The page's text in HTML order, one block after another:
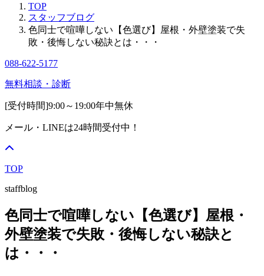
TOP
スタッフブログ
色同士で喧嘩しない【色選び】屋根・外壁塗装で失
敗・後悔しない秘訣とは・・・
088-622-5177
無料相談・診断
[受付時間]9:00～19:00年中無休
メール・LINEは24時間受付中！
TOP
staffblog
色同士で喧嘩しない【色選び】屋根・
外壁塗装で失敗・後悔しない秘訣と
は・・・